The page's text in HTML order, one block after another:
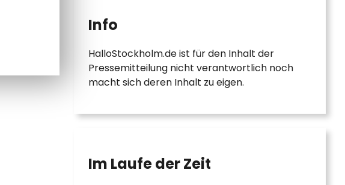
Info
HalloStockholm.de ist für den Inhalt der
Pressemitteilung nicht verantwortlich noch
macht sich deren Inhalt zu eigen.
Im Laufe der Zeit